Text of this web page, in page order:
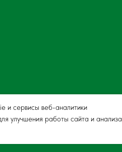
и сервисы веб-аналитики
улучшения работы сайта и анализа